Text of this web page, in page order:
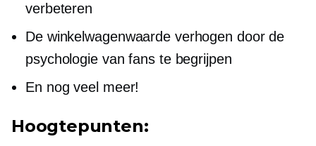
verbeteren
De winkelwagenwaarde verhogen door de
psychologie van fans te begrijpen
En nog veel meer!
Hoogtepunten: